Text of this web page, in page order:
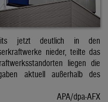
jetzt deutlich in den
nieder, teilte das
liegen die
aktuell außerhalb des
APA/dpa-AFX